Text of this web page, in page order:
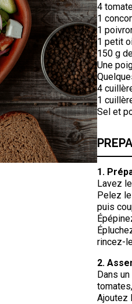
4
1
1
1 petit
150 g
Une
4
1
Sel et
1.
Lavez
Pelez
puis
rincez-
2.
Dans
Ajoutez